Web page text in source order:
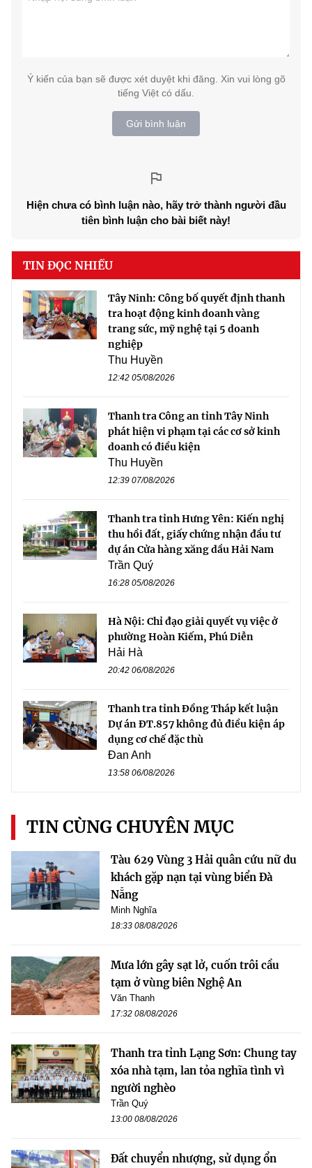
Ý kiến của bạn sẽ được xét duyệt khi đăng. Xin vui lòng gõ
tiếng Việt có dấu.
Gửi bình luận
Hiện chưa có bình luận nào, hãy trở thành người đầu
tiên bình luận cho bài biết này!
TIN ĐỌC NHIỀU
Tây Ninh: Công bố quyết định thanh
tra hoạt động kinh doanh vàng
trang sức, mỹ nghệ tại 5 doanh
nghiệp
Thu Huyền
12:42 05/08/2026
Thanh tra Công an tỉnh Tây Ninh
phát hiện vi phạm tại các cơ sở kinh
doanh có điều kiện
Thu Huyền
12:39 07/08/2026
Thanh tra tỉnh Hưng Yên: Kiến nghị
thu hồi đất, giấy chứng nhận đầu tư
dự án Cửa hàng xăng dầu Hải Nam
Trần Quý
16:28 05/08/2026
Hà Nội: Chỉ đạo giải quyết vụ việc ở
phường Hoàn Kiếm, Phú Diễn
Hải Hà
20:42 06/08/2026
Thanh tra tỉnh Đồng Tháp kết luận
Dự án ĐT.857 không đủ điều kiện áp
dụng cơ chế đặc thù
Đan Anh
13:58 06/08/2026
TIN CÙNG CHUYÊN MỤC
Tàu 629 Vùng 3 Hải quân cứu nữ du
khách gặp nạn tại vùng biển Đà
Nẵng
Minh Nghĩa
18:33 08/08/2026
Mưa lớn gây sạt lở, cuốn trôi cầu
tạm ở vùng biên Nghệ An
Văn Thanh
17:32 08/08/2026
Thanh tra tỉnh Lạng Sơn: Chung tay
xóa nhà tạm, lan tỏa nghĩa tình vì
người nghèo
Trần Quý
13:00 08/08/2026
Đất chuyển nhượng, sử dụng ổn